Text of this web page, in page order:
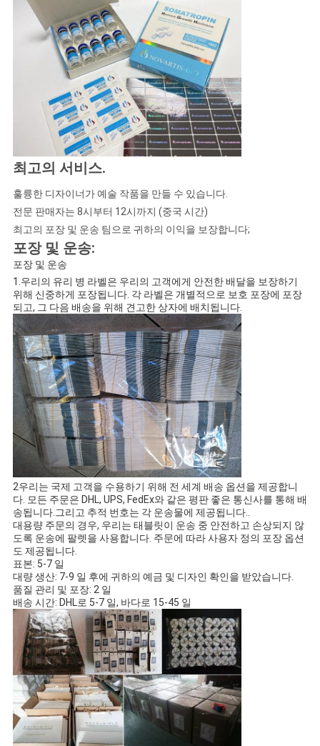
최고의 서비스.
훌륭한 디자이너가 예술 작품을 만들 수 있습니다.
전문 판매자는 8시부터 12시까지 (중국 시간)
최고의 포장 및 운송 팀으로 귀하의 이익을 보장합니다;
포장 및 운송:
포장 및 운송
1.우리의 유리 병 라벨은 우리의 고객에게 안전한 배달을 보장하기
위해 신중하게 포장됩니다. 각 라벨은 개별적으로 보호 포장에 포장
되고, 그 다음 배송을 위해 견고한 상자에 배치됩니다.
2우리는 국제 고객을 수용하기 위해 전 세계 배송 옵션을 제공합니
다. 모든 주문은 DHL, UPS, FedEx와 같은 평판 좋은 통신사를 통해 배
송됩니다.그리고 추적 번호는 각 운송물에 제공됩니다..
대용량 주문의 경우, 우리는 태블릿이 운송 중 안전하고 손상되지 않
도록 운송에 팔렛을 사용합니다. 주문에 따라 사용자 정의 포장 옵션
도 제공됩니다.
표본: 5-7 일
대량 생산: 7-9 일 후에 귀하의 예금 및 디자인 확인을 받았습니다.
품질 관리 및 포장: 2 일
배송 시간: DHL로 5-7 일, 바다로 15-45 일